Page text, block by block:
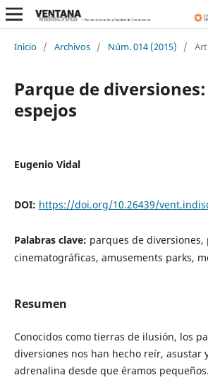
Inicio / Archivos / Núm. 014 (2015) /
Parque de
espejos
Eugenio Vidal
DOI: https://doi.org/10.26439/
Palabras clave: parques de diversiones,
cinematográficas, amusements parks,
Resumen
Conocidos como tierras de ilusión, los
diversiones nos han hecho reír, asustar
adrenalina desde que éramos